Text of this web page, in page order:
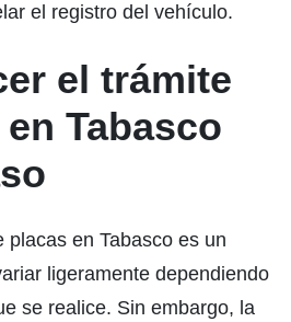
el registro del vehículo.
el trámite
Tabasco
placas en Tabasco es un
ligeramente dependiendo
se realice. Sin embargo, la